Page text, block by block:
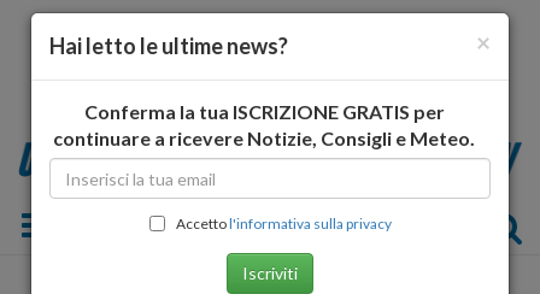
Toggle navigation
×
Hai letto le ultime news?
Conferma la tua ISCRIZIONE GRATIS per
continuare a ricevere Notizie, Consigli e Meteo.
Accettol'informativa sulla privacy
Iscriviti